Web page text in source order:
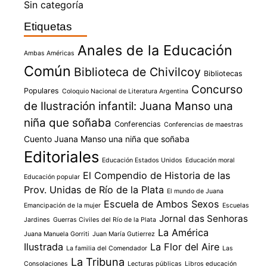
Sin categoría
Etiquetas
Ambas Américas Anales de la Educación
Común Biblioteca de Chivilcoy Bibliotecas
Populares Coloquio Nacional de Literatura Argentina Concurso
de Ilustración infantil: Juana Manso una
niña que soñaba Conferencias Conferencias de maestras
Cuento Juana Manso una niña que soñaba
Editoriales Educación Estados Unidos Educación moral
Educación popular El Compendio de Historia de las
Prov. Unidas de Río de la Plata El mundo de Juana
Emancipación de la mujer Escuela de Ambos Sexos Escuelas
Jardines Guerras Civiles del Río de la Plata Jornal das Senhoras
Juana Manuela Gorriti Juan María Gutierrez La América
Ilustrada La familia del Comendador La Flor del Aire Las
Consolaciones La Tribuna Lecturas públicas Libros educación